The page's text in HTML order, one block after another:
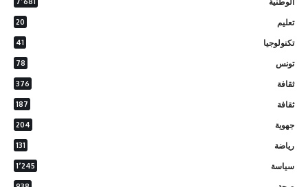
تعليم 20
تكنولوجيا 41
تونس 78
ثقافة 376
ثقافة 187
جهوية 204
رياضة 131
سياسة 1٬245